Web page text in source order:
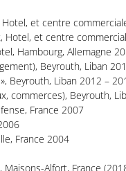
Hotel, et centre
Hotel, et centre
Hambourg, Allemagne
Beyrouth, Liban
Beyrouth, Liban 2012 –
commerces), Beyrouth,
France 2007
France 2004
Alfort, France